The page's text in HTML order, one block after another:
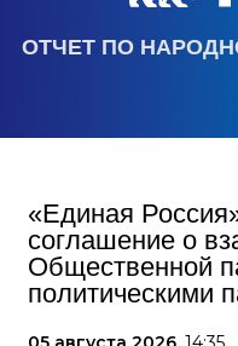
ОТЧЕТ ПО
«Единая
соглашение о
Общественной
политическими